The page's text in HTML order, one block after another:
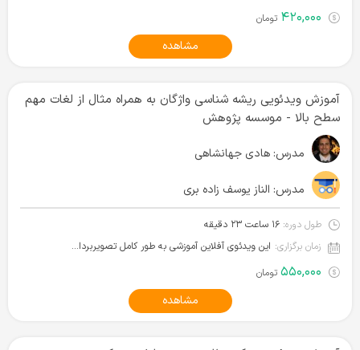
۴۲۰,۰۰۰ تومان
مشاهده
آموزش ویدئویی ریشه شناسی واژگان به همراه مثال از لغات مهم
سطح بالا - موسسه پژوهش
مدرس: هادی جهانشاهی
مدرس: الناز یوسف زاده بری
طول دوره: ۱۶ ساعت ۲۳ دقیقه
زمان برگزاری:
این ویدئوی آفلاین آموزشی به طور کامل تصویربرداری شده و آماده دانلود است.
۵۵۰,۰۰۰ تومان
مشاهده